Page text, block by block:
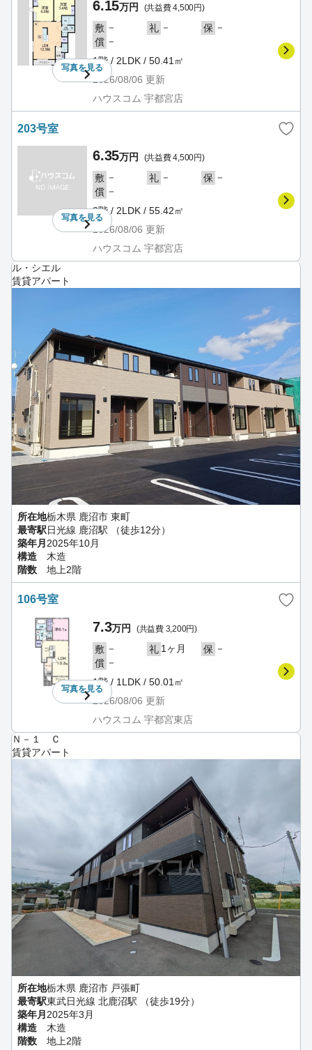
写真を見る
6.15万円 (共益費 4,500円)
敷 － 礼 － 保 －
償 －
1階 / 2LDK / 50.41㎡
2026/08/06 更新
ハウスコム 宇都宮店
203号室
写真を見る
6.35万円 (共益費 4,500円)
敷 － 礼 － 保 －
償 －
2階 / 2LDK / 55.42㎡
2026/08/06 更新
ハウスコム 宇都宮店
ル・シエル
賃貸アパート
所在地栃木県 鹿沼市 東町
最寄駅日光線 鹿沼駅 （徒歩12分）
築年月 2025年10月
構造
木造
階数
地上2階
106号室
写真を見る
7.3万円 (共益費 3,200円)
敷 － 礼 1ヶ月 保 －
償 －
1階 / 1LDK / 50.01㎡
2026/08/06 更新
ハウスコム 宇都宮東店
Ｎ－１ Ｃ
賃貸アパート
所在地栃木県 鹿沼市 戸張町
最寄駅東武日光線 北鹿沼駅 （徒歩19分）
築年月 2025年3月
構造
木造
階数
地上2階